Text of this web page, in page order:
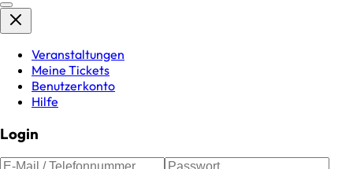
Veranstaltungen
Meine Tickets
Benutzerkonto
Hilfe
Login